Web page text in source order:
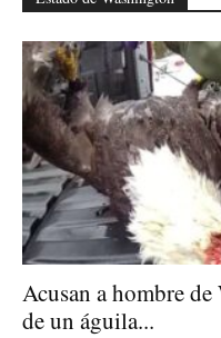
Acusan a hombre
de un águila...